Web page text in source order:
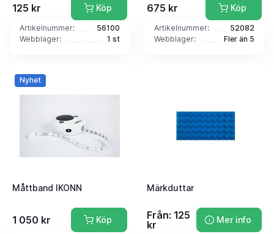
125 kr Köp
Artikelnummer:
56100
Webblager:
1 st
675 kr Köp
Artikelnummer:
52082
Webblager:
Fler än 5
Nyhet
Måttband IKONN
1 050 kr Köp
Märkduttar
Från: 125
kr
Mer info